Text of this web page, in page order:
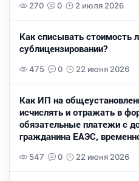
270 0 2 июля 2026
Как списывать стоимость
сублицензировании?
475 0 22 июня 2026
Как ИП на
исчислять и отражать в
обязательные платежи с
гражданина ЕАЭС,
547 0 22 июня 2026